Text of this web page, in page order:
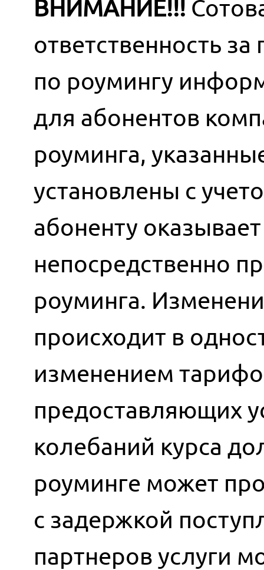
ВНИМАНИЕ!!!
ответственность
по роумингу
для абонентов
роуминга,
установлены с
абоненту
непосредственно
роуминга.
происходит в
изменением
предоставляющих
колебаний курса
роуминге может
с задержкой
партнеров услуги